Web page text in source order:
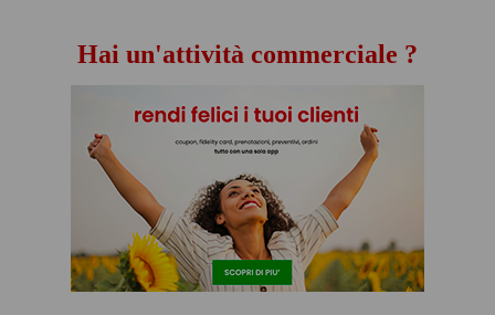
Hai un'attività commerciale ?